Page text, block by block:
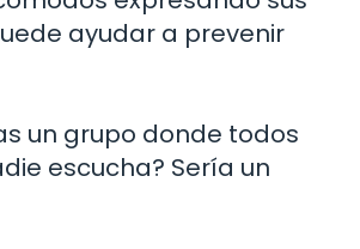
ayudar a prevenir
un grupo donde todos
escucha? Sería un